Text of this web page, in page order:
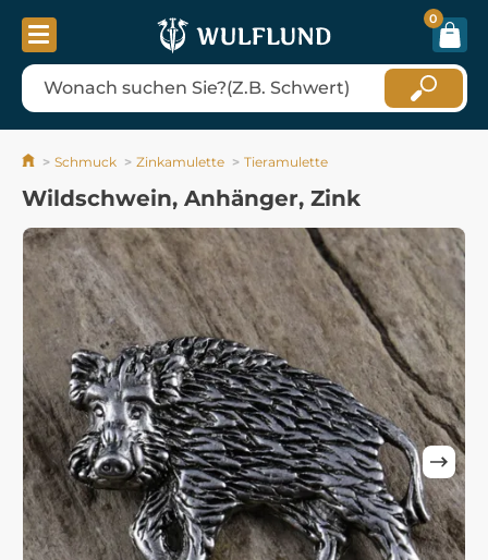
0
Schmuck Zinkamulette Tieramulette
Wildschwein, Anhänger, Zink